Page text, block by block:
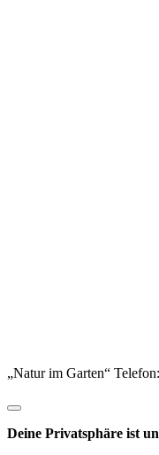
„Natur im Garten“ Telefon:
Deine Privatsphäre ist